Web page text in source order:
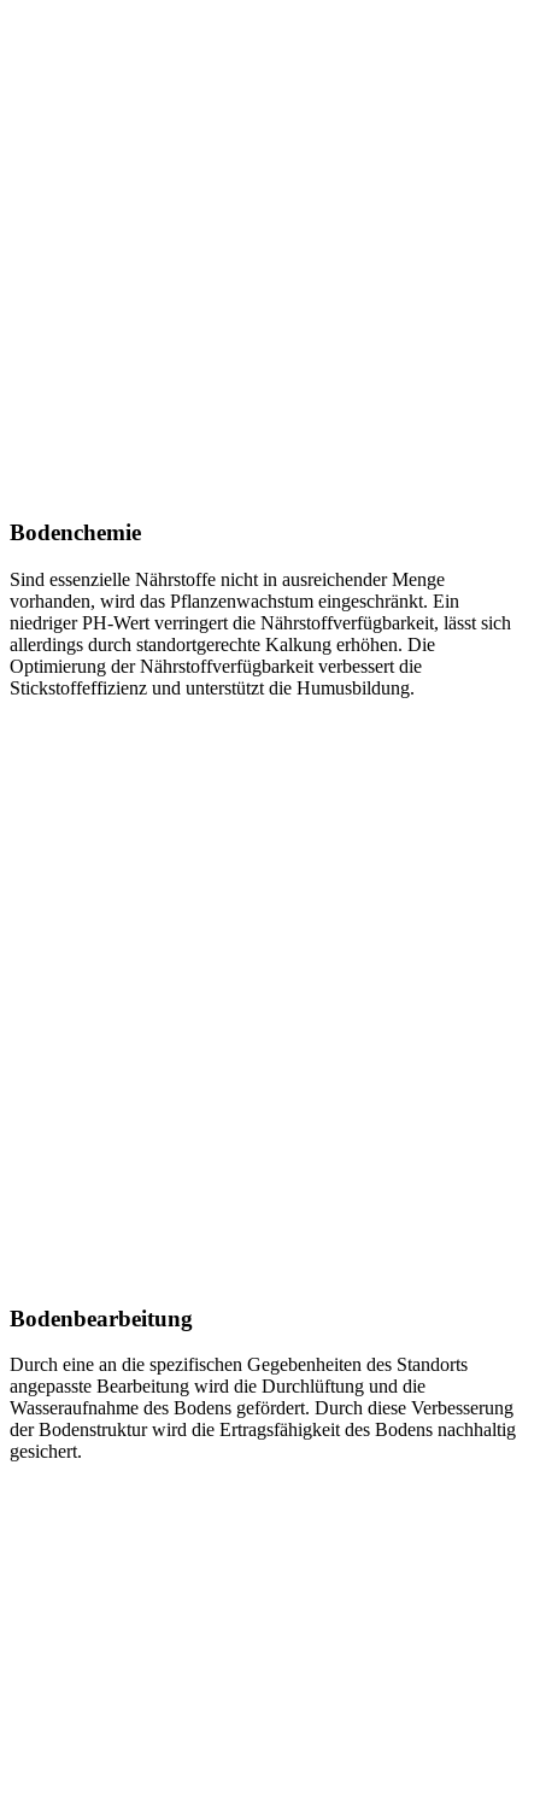
Bodenchemie
Sind essenzielle Nährstoffe nicht in ausreichender Menge
vorhanden, wird das Pflanzenwachstum eingeschränkt. Ein
niedriger PH-Wert verringert die Nährstoffverfügbarkeit, lässt sich
allerdings durch standortgerechte Kalkung erhöhen. Die
Optimierung der Nährstoffverfügbarkeit verbessert die
Stickstoffeffizienz und unterstützt die Humusbildung.
Bodenbearbeitung
Durch eine an die spezifischen Gegebenheiten des Standorts
angepasste Bearbeitung wird die Durchlüftung und die
Wasseraufnahme des Bodens gefördert. Durch diese Verbesserung
der Bodenstruktur wird die Ertragsfähigkeit des Bodens nachhaltig
gesichert.